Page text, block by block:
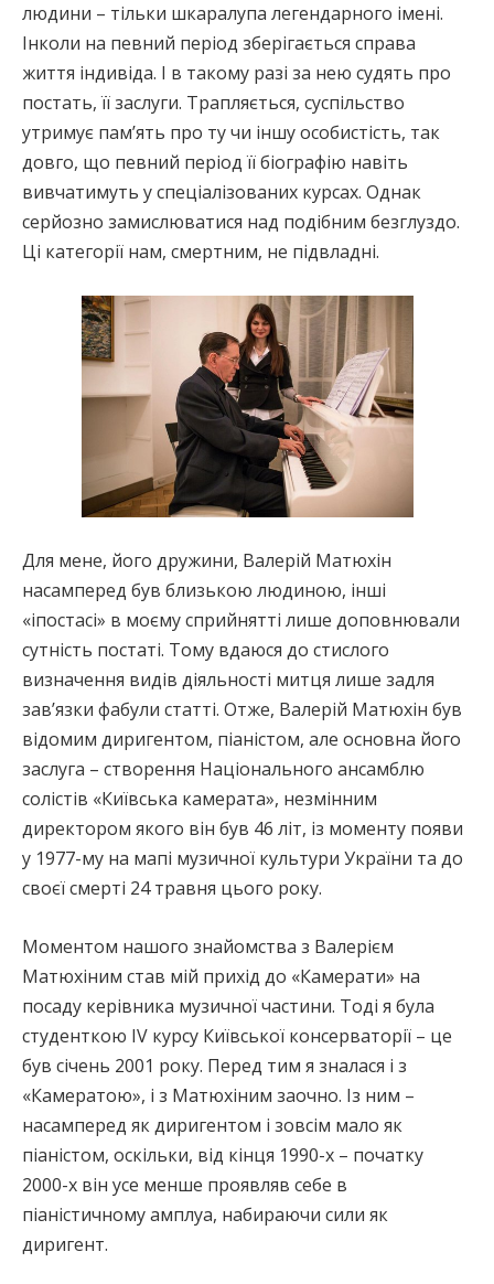
людини – тільки шкаралупа легендарного імені.
Інколи на певний період зберігається справа
життя індивіда. І в такому разі за нею судять про
постать, її заслуги. Трапляється, суспільство
утримує пам’ять про ту чи іншу особистість, так
довго, що певний період її біографію навіть
вивчатимуть у спеціалізованих курсах. Однак
серйозно замислюватися над подібним безглуздо.
Ці категорії нам, смертним, не підвладні.
Для мене, його дружини, Валерій Матюхін
насамперед був близькою людиною, інші
«іпостасі» в моєму сприйнятті лише доповнювали
сутність постаті. Тому вдаюся до стислого
визначення видів діяльності митця лише задля
зав’язки фабули статті. Отже, Валерій Матюхін був
відомим диригентом, піаністом, але основна його
заслуга – створення Національного ансамблю
солістів «Київська камерата», незмінним
директором якого він був 46 літ, із моменту появи
у 1977-му на мапі музичної культури України та до
своєї смерті 24 травня цього року.
Моментом нашого знайомства з Валерієм
Матюхіним став мій прихід до «Камерати» на
посаду керівника музичної частини. Тоді я була
студенткою IV курсу Київської консерваторії – це
був січень 2001 року. Перед тим я зналася і з
«Камератою», і з Матюхіним заочно. Із ним –
насамперед як диригентом і зовсім мало як
піаністом, оскільки, від кінця 1990-х – початку
2000-х він усе менше проявляв себе в
піаністичному амплуа, набираючи сили як
диригент.